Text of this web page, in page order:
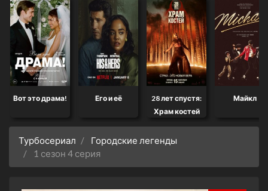
Вот это драма! Его и её
28 лет спустя:
Храм костей
Майкл
Турбосериал
Городские легенды
1 сезон 4 серия